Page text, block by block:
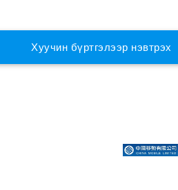
Хуучин бүртгэлээр нэвтрэх